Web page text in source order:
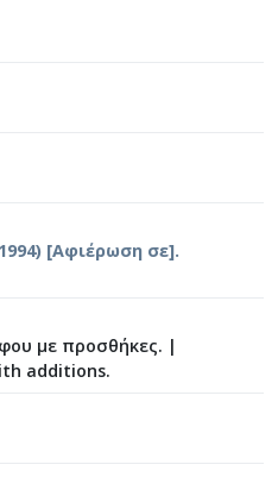
As-MTH-003-Sc-026-160-Το
As-MTH-003-Sc-029-166-
As-MTH-003-Sc-029-167-3
As-MTH-003-Sc-029-168-
As-MTH-003-Sc-029-169-
As-MTH-003-Sc-029-170-
As-MTH-003-Sc-029-171-
As-MTH-003-Sc-029-172-
As-MTH-003-Sc-030-174-
[Αφιέρωση σε].
με προσθήκες. |
additions.